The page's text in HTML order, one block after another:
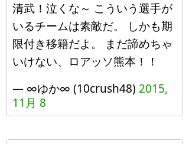
清武！泣くな～ こういう選手が
いるチームは素敵だ。 しかも期
限付き移籍だよ。 まだ諦めちゃ
いけない、ロアッソ熊本！！
— ∞ゆか∞ (10crush48) 2015,
11月 8